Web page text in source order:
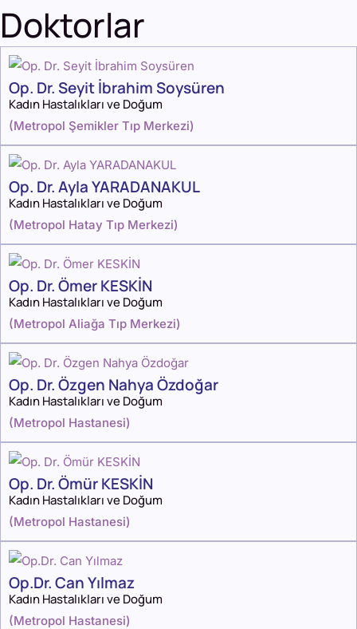
Doktorlar
Op. Dr. Seyit İbrahim Soysüren
Kadın Hastalıkları ve Doğum
(Metropol Şemikler Tıp Merkezi)
Op. Dr. Ayla YARADANAKUL
Kadın Hastalıkları ve Doğum
(Metropol Hatay Tıp Merkezi)
Op. Dr. Ömer KESKİN
Kadın Hastalıkları ve Doğum
(Metropol Aliağa Tıp Merkezi)
Op. Dr. Özgen Nahya Özdoğar
Kadın Hastalıkları ve Doğum
(Metropol Hastanesi)
Op. Dr. Ömür KESKİN
Kadın Hastalıkları ve Doğum
(Metropol Hastanesi)
Op.Dr. Can Yılmaz
Kadın Hastalıkları ve Doğum
(Metropol Hastanesi)